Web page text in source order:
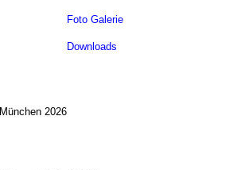
Foto Galerie
Downloads